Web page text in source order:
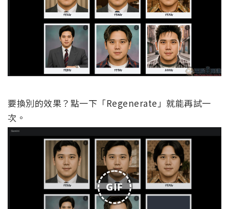
要換別的效果？點一下「Regenerate」就能再試一
次。
GIF